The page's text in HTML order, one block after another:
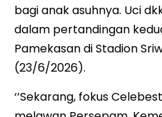
bagi anak asuhnya. Uci
dalam pertandingan
Pamekasan di Stadion
(23/6/2026).
‘’Sekarang, fokus